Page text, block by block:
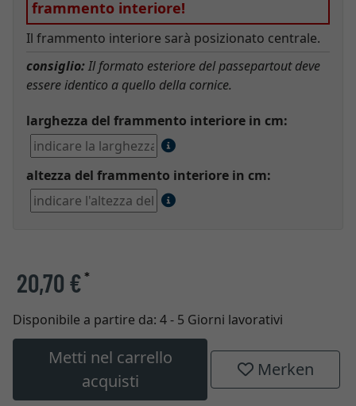
frammento interiore!
Il frammento interiore sarà posizionato centrale.
consiglio:Il formato esteriore del passepartout deve
essere identico a quello della cornice.
larghezza del frammento interiore in cm:
altezza del frammento interiore in cm:
20,70 €*
Disponibile a partire da: 4 - 5 Giorni lavorativi
Metti nel carrello
acquisti
Merken